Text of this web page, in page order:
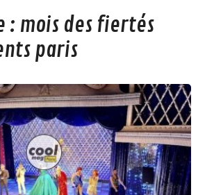
: mois des fiertés
paris